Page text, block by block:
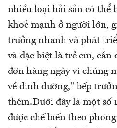
nhiều loại hải sản có thể
khoẻ mạnh ở người lớn,
trưởng nhanh và phát
và đặc biệt là trẻ em, cần
đơn hàng ngày vì chúng
về dinh dưỡng," bếp
thêm.Dưới đây là một số
được chế biến theo